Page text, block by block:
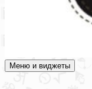
Академия СОВА
Подготовка к ЕГЭ,
Меню и виджеты